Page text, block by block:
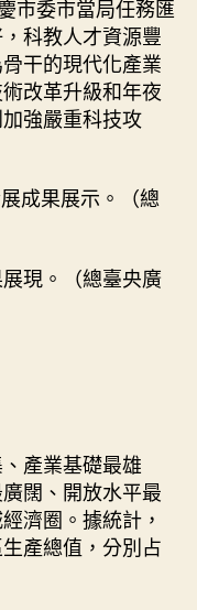
市委市當局任務匯
科教人才資源豐
干的現代化產業
改革升級和年夜
強嚴重科技攻
現。（總臺央廣
產業基礎最雄
闊、開放水平最
濟圈。據統計，
產總值，分別占